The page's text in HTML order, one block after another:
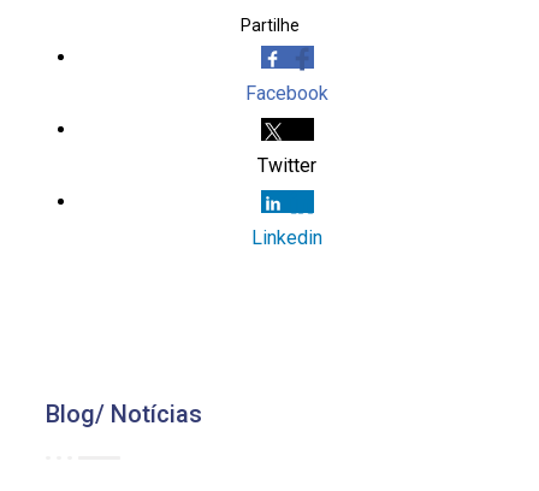
Partilhe
Facebook
Twitter
Linkedin
Blog/ Notícias